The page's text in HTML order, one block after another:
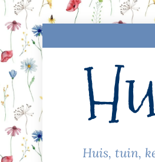
Skip
to
Huis, tuin,